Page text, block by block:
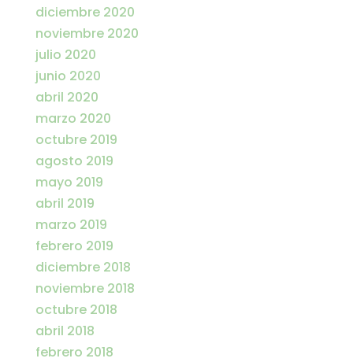
diciembre 2020
noviembre 2020
julio 2020
junio 2020
abril 2020
marzo 2020
octubre 2019
agosto 2019
mayo 2019
abril 2019
marzo 2019
febrero 2019
diciembre 2018
noviembre 2018
octubre 2018
abril 2018
febrero 2018